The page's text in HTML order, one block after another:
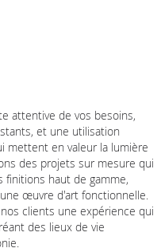
attentive de vos besoins,
et une utilisation
mettent en valeur la lumière
des projets sur mesure qui
haut de gamme,
œuvre d'art fonctionnelle.
clients une expérience qui
des lieux de vie